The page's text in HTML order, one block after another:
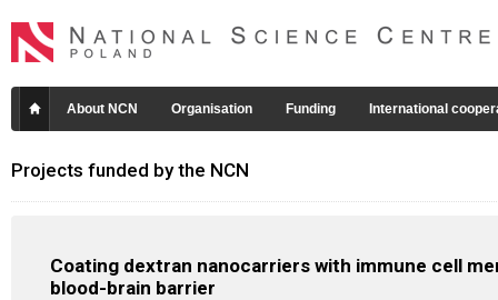
About NCN Organisation Funding International
Projects funded by the NCN
Coating dextran nanocarriers with immune cell
blood-brain barrier